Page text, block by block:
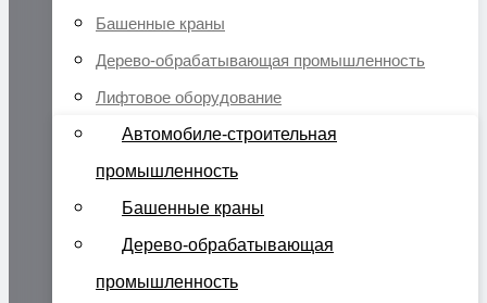
Башенные краны
Дерево-обрабатывающая промышленность
Лифтовое оборудование
Автомобиле-строительная
промышленность
Башенные краны
Дерево-обрабатывающая
промышленность